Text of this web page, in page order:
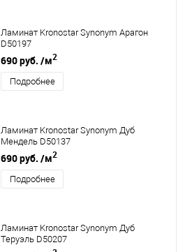
Ламинат Kronostar Synonym Арагон
D50197
690 руб. /м2
Подробнее
Ламинат Kronostar Synonym Дуб
Мендель D50137
690 руб. /м2
Подробнее
Ламинат Kronostar Synonym Дуб
Теруэль D50207